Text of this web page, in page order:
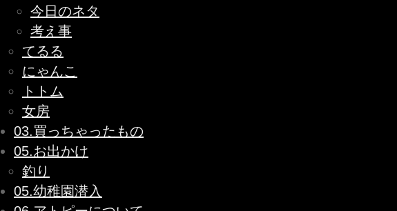
今日のネタ
考え事
てるる
にゃんこ
トトム
女房
03.買っちゃったもの
05.お出かけ
釣り
05.幼稚園潜入